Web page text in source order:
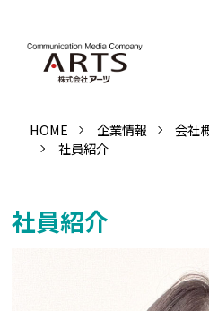
HOME 企業情報 会社
社員紹介
社員紹介